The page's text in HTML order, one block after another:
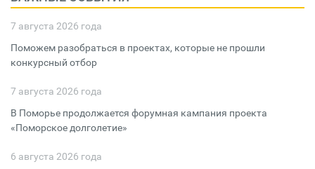
7 августа 2026 года
Поможем разобраться в проектах, которые не прошли
конкурсный отбор
7 августа 2026 года
В Поморье продолжается форумная кампания проекта
«Поморское долголетие»
6 августа 2026 года